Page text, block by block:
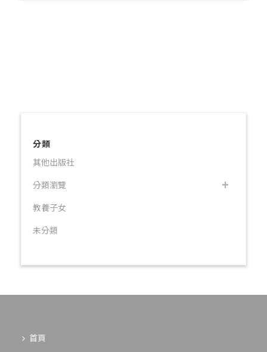
分類
其他出版社
分類瀏覽
教養子女
未分類
首頁